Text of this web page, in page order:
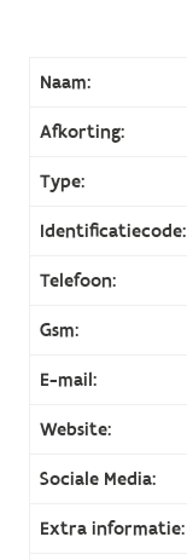
Naam:
Afkorting:
Type:
Identificatiecode:
Telefoon:
Gsm:
E-mail:
Website:
Sociale Media:
Extra informatie: